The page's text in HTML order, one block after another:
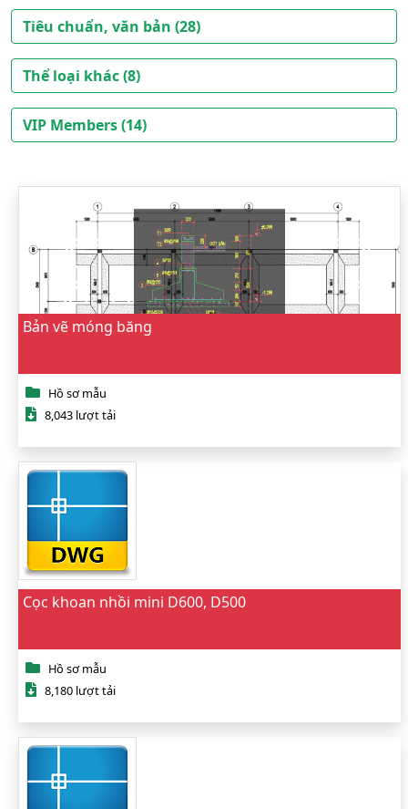
Tiêu chuẩn, văn bản (28)
Thể loại khác (8)
VIP Members (14)
Bản vẽ móng băng
Hồ sơ mẫu
8,043 lượt tải
Cọc khoan nhồi mini D600, D500
Hồ sơ mẫu
8,180 lượt tải